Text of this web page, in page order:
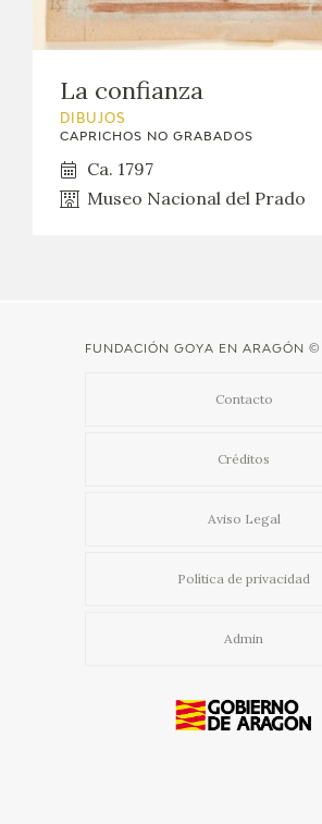
La confianza
DIBUJOS
CAPRICHOS NO GRABADOS
Ca. 1797
Museo Nacional del Prado
FUNDACIÓN GOYA EN ARAGÓN ©
Contacto
Créditos
Aviso Legal
Política de privacidad
Admin